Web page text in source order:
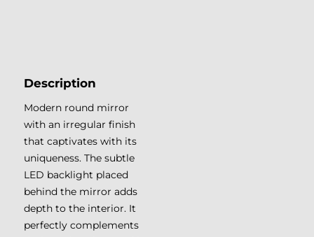
Description
Modern round mirror
with an irregular finish
that captivates with its
uniqueness. The subtle
LED backlight placed
behind the mirror adds
depth to the interior. It
perfectly complements